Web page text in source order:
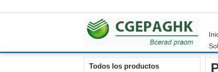
Todos los productos